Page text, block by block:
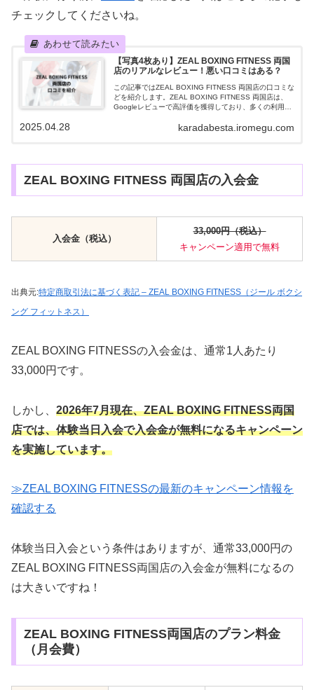
チェックしてくださいね。
【写真4枚あり】ZEAL BOXING FITNESS 両国
店のリアルなレビュー！悪い口コミはある？
この記事ではZEAL BOXING FITNESS 両国店の口コミな
どを紹介します。ZEAL BOXING FITNESS 両国店は、
Googleレビューで高評価を獲得しており、多くの利用者
karadabesta.iromegu.com
2025.04.28
ZEAL BOXING FITNESS 両国店の入会金
入会金（税込）
33,000円（税込）
キャンペーン適用で無料
出典元:特定商取引法に基づく表記 – ZEAL BOXING FITNESS（ジール ボクシ
ング フィットネス）
ZEAL BOXING FITNESSの入会金は、通常1人あたり
33,000円です。
しかし、 2026年7月現在、ZEAL BOXING FITNESS両国
店では、体験当日入会で入会金が無料になるキャンペーン
を実施しています。
≫ZEAL BOXING FITNESSの最新のキャンペーン情報を
確認する
体験当日入会という条件はありますが、通常33,000円の
ZEAL BOXING FITNESS両国店の入会金が無料になるの
は大きいですね！
ZEAL BOXING FITNESS両国店のプラン料金
（月会費）